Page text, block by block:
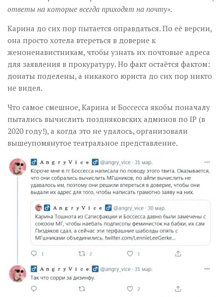
ответы на которые всегда приходят на почту».
Карина до сих пор пытается оправдаться. По её версии,
она просто хотела втереться в доверие к
женоненавистникам, чтобы узнать их почтовые адреса
для заявления в прокуратуру. Но факт остаётся фактом:
донаты поделены, а никакого юриста до сих пор никто
не видел.
Что самое смешное, Карина и Боссесса якобы поначалу
пытались вычислить поздняковских админов по IP (в
2020 году!), а когда это не удалось, организовали
вышеупомянутое театральное представление.